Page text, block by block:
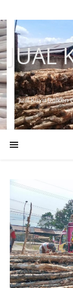
JUAL
Jual Kayu Dolken